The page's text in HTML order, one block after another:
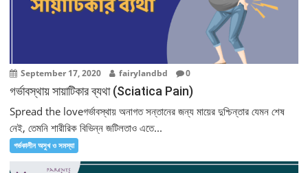
September 17, 2020 fairylandbd 0
গর্ভাবস্থায় সায়াটিকার ব্যথা (Sciatica Pain)
Spread the loveগর্ভাবস্থায় অনাগত সন্তানের জন্য মায়ের দুশ্চিন্তার যেমন শেষ
নেই, তেমনি শারীরিক বিভিন্ন জটিলতাও এতে...
গর্ভকালীন অসুখ ও সমস্যা